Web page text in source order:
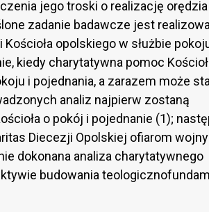
jego troski o realizację
zadanie badawcze jest
opolskiego w służbie
kiedy charytatywna pomoc
i pojednania, a zarazem może
analiz najpierw zostaną
o pokój i pojednanie (1);
Diecezji Opolskiej ofiarom
dokonana analiza charytatywnego
budowania